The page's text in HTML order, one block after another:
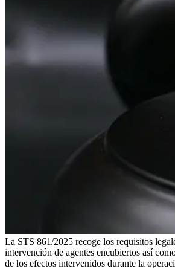
La STS 861/2025 recoge los requisitos
intervención de agentes encubiertos así
de los efectos intervenidos durante la